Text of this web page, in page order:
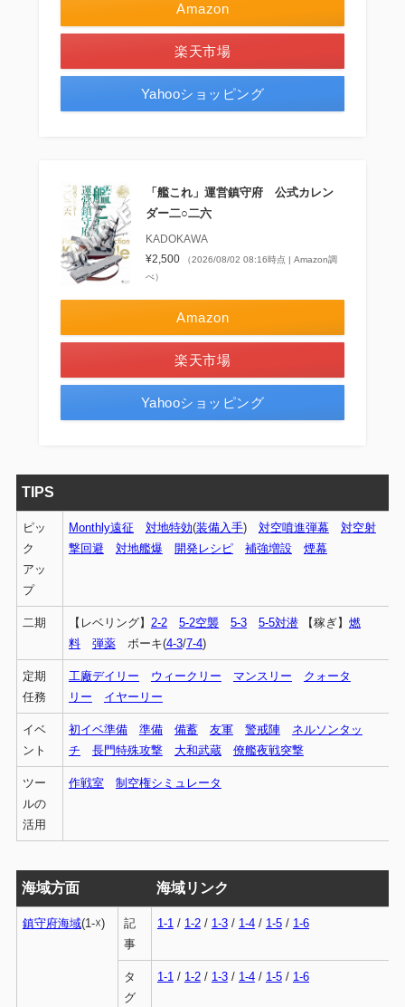
Amazon
楽天市場
Yahooショッピング
「艦これ」運営鎮守府 公式カレン
ダー二○二六
KADOKAWA
¥2,500
（2026/08/02 08:16時点 | Amazon調
べ）
Amazon
楽天市場
Yahooショッピング
TIPS
ピッ
ク
アッ
プ
Monthly遠征 対地特効(装備入手) 対空噴進弾幕
対空射
撃回避
対地艦爆 開発レシピ 補強増設 煙幕
二期 【レベリング】 2-2 5-2空襲 5-3 5-5対潜【稼ぎ】 燃
料
弾薬ボーキ(4-3/7-4)
定期
任務
工廠デイリー ウィークリー マンスリー
クォータ
リー
イヤーリー
イベ
ント
初イベ準備 準備 備蓄 友軍 警戒陣
ネルソンタッ
チ
長門特殊攻撃 大和武蔵 僚艦夜戦突撃
ツー
ルの
活用
作戦室 制空権シミュレータ
海域方面 海域リンク
鎮守府海域(1-☓)
記
事
1-1/ 1-2/ 1-3/ 1-4/ 1-5/ 1-6
タ
グ
1-1/ 1-2/ 1-3/ 1-4/ 1-5/ 1-6